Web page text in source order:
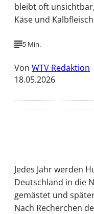
bleibt oft
Käse und
5 Min.
Von WTV Redaktion
18.05.2026
Jedes Jahr werden
Deutschland in die
gemästet und
Nach Recherchen